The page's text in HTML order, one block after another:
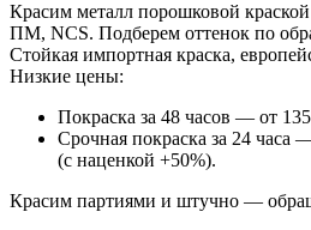
Красим металл порошковой
ПМ, NCS. Подберем оттенок по
Стойкая импортная краска,
Низкие цены:
Покраска за 48 часов — от
Срочная покраска за 24 часа
(с наценкой +50%).
Красим партиями и штучно —